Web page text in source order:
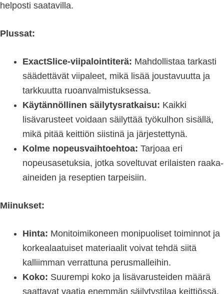
helposti saatavilla.
Plussat:
ExactSlice-viipalointiterä: Mahdollistaa tarkasti
säädettävät viipaleet, mikä lisää joustavuutta ja
tarkkuutta ruoanvalmistuksessa.
Käytännöllinen säilytysratkaisu: Kaikki
lisävarusteet voidaan säilyttää työkulhon sisällä,
mikä pitää keittiön siistinä ja järjestettynä.
Kolme nopeusvaihtoehtoa: Tarjoaa eri
nopeusasetuksia, jotka soveltuvat erilaisten raaka-
aineiden ja reseptien tarpeisiin.
Miinukset:
Hinta: Monitoimikoneen monipuoliset toiminnot ja
korkealaatuiset materiaalit voivat tehdä siitä
kalliimman verrattuna perusmalleihin.
Koko: Suurempi koko ja lisävarusteiden määrä
saattavat vaatia enemmän säilytystilaa keittiössä.